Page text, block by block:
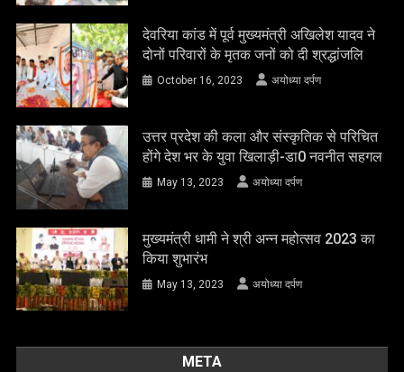
देवरिया कांड में पूर्व मुख्यमंत्री अखिलेश यादव ने
दोनों परिवारों के मृतक जनों को दी श्रद्धांजलि
October 16, 2023 अयोध्या दर्पण
उत्तर प्रदेश की कला और संस्कृतिक से परिचित
होंगे देश भर के युवा खिलाड़ी-डा0 नवनीत सहगल
May 13, 2023 अयोध्या दर्पण
मुख्यमंत्री धामी ने श्री अन्न महोत्सव 2023 का
किया शुभारंभ
May 13, 2023 अयोध्या दर्पण
META